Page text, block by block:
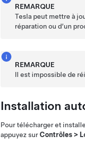
REMARQUE
Tesla peut mettre à
réparation ou d’un
REMARQUE
Il est impossible de
Installation
Pour télécharger et
appuyez surContrôles >